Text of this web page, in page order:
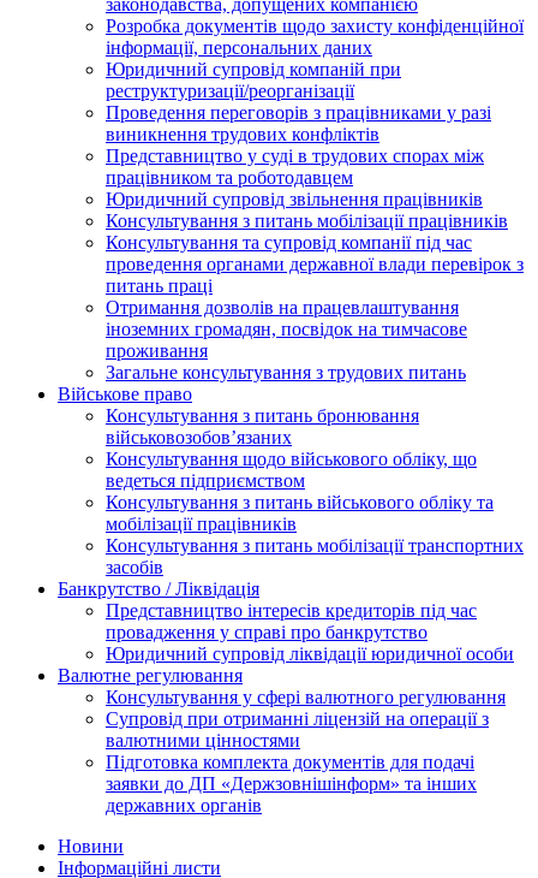
законодавства, допущених компанією
Розробка документів щодо захисту конфіденційної
інформації, персональних даних
Юридичний супровід компаній при
реструктуризації/реорганізації
Проведення переговорів з працівниками у разі
виникнення трудових конфліктів
Представництво у суді в трудових спорах між
працівником та роботодавцем
Юридичний супровід звільнення працівників
Консультування з питань мобілізації працівників
Консультування та супровід компанії під час
проведення органами державної влади перевірок з
питань праці
Отримання дозволів на працевлаштування
іноземних громадян, посвідок на тимчасове
проживання
Загальне консультування з трудових питань
Військове право
Консультування з питань бронювання
військовозобов’язаних
Консультування щодо військового обліку, що
ведеться підприємством
Консультування з питань військового обліку та
мобілізації працівників
Консультування з питань мобілізації транспортних
засобів
Банкрутство / Ліквідація
Представництво інтересів кредиторів під час
провадження у справі про банкрутство
Юридичний супровід ліквідації юридичної особи
Валютне регулювання
Консультування у сфері валютного регулювання
Супровід при отриманні ліцензій на операції з
валютними цінностями
Підготовка комплекта документів для подачі
заявки до ДП «Держзовнішінформ» та інших
державних органів
Новини
Інформаційні листи